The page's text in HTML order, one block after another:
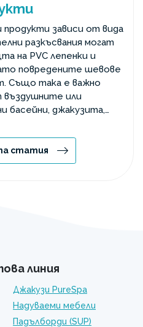
зависи от вида
разкъсвания могат
на PVC лепенки и
повредените шевове
Също така е важно
въздушните или
басейни, джакузита,
части.
статия
линия
Джакузи PureSpa
Надуваеми мебели
Падълборди (SUP)